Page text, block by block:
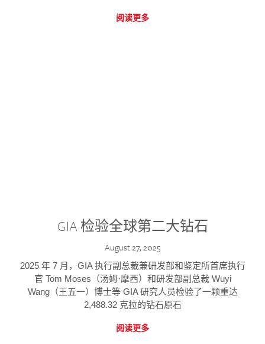
阅读更多
GIA 检验全球第二大钻石
August 27, 2025
2025 年 7 月，GIA 执行副总裁兼研发部和鉴定所首席执行
官 Tom Moses（汤姆·摩西）和研发部副总裁 Wuyi
Wang（王五一）博士等 GIA 研究人员检验了一颗重达
2,488.32 克拉的钻石原石
阅读更多